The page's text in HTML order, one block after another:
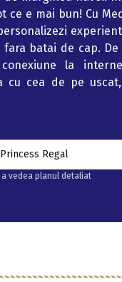
ce e mai bun! Cu
batai de cap. De
la
cu cea de pe
Regal
vedea planul detaliat